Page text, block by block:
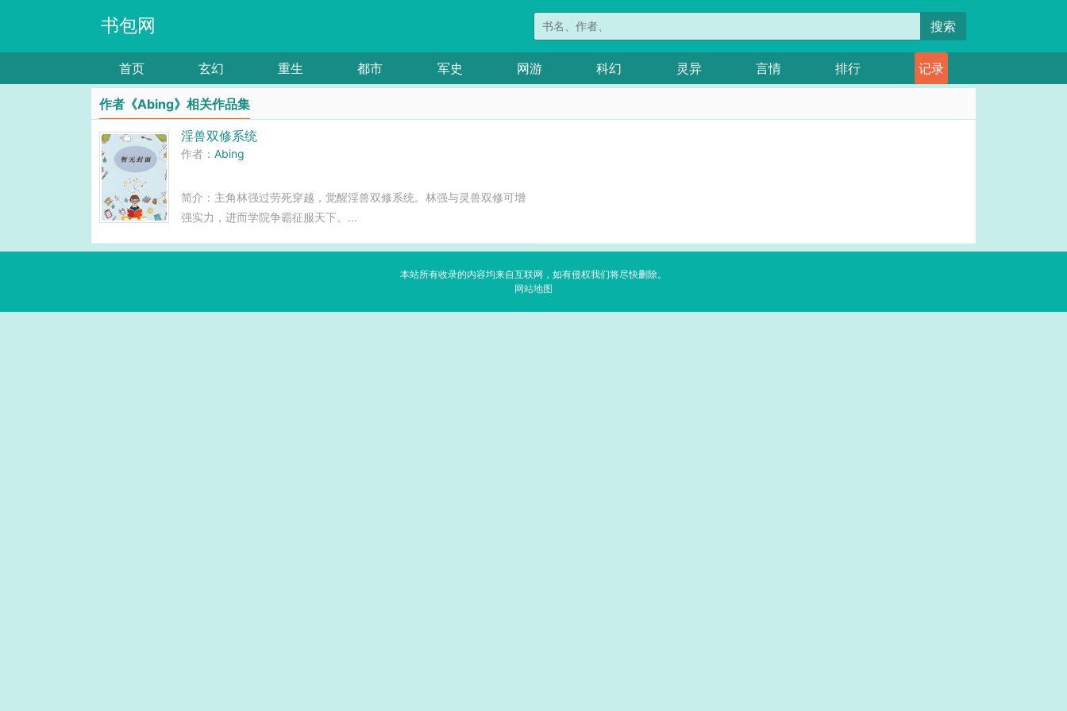
书包网 搜索
首页 玄幻 重生 都市 军史 网游 科幻 灵异 言情 排行 记录
作者《Abing》相关作品集
淫兽双修系统
作者：Abing
简介：主角林强过劳死穿越，觉醒淫兽双修系统。林强与灵兽双修可增
强实力，进而学院争霸征服天下。...
本站所有收录的内容均来自互联网，如有侵权我们将尽快删除。
网站地图